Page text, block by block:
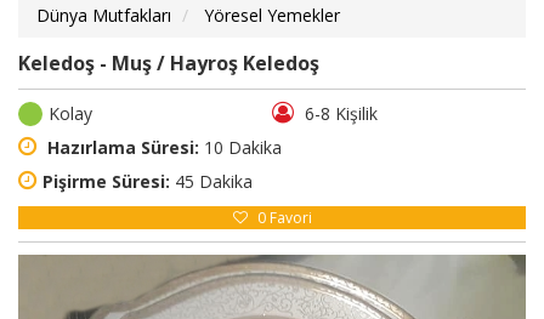
Dünya Mutfakları
Yöresel Yemekler
Keledoş - Muş / Hayroş Keledoş
Kolay
6-8 Kişilik
Hazırlama Süresi: 10 Dakika
Pişirme Süresi: 45 Dakika
0 Favori